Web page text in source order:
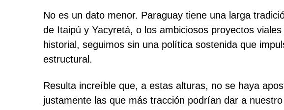
No es un dato menor. Paraguay tiene una larga
de Itaipú y Yacyretá, o los ambiciosos proyectos
historial, seguimos sin una política sostenida que
estructural.
Resulta increíble que, a estas alturas, no se haya
justamente las que más tracción podrían dar a